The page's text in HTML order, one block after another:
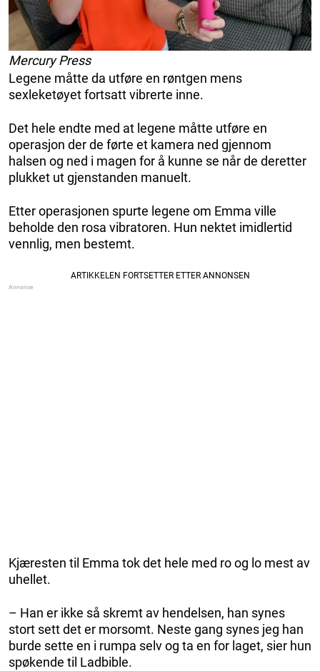
Mercury Press
Legene måtte da utføre en røntgen mens
sexleketøyet fortsatt vibrerte inne.
Det hele endte med at legene måtte utføre en
operasjon der de førte et kamera ned gjennom
halsen og ned i magen for å kunne se når de deretter
plukket ut gjenstanden manuelt.
Etter operasjonen spurte legene om Emma ville
beholde den rosa vibratoren. Hun nektet imidlertid
vennlig, men bestemt.
Kjæresten til Emma tok det hele med ro og lo mest av
uhellet.
– Han er ikke så skremt av hendelsen, han synes
stort sett det er morsomt. Neste gang synes jeg han
burde sette en i rumpa selv og ta en for laget, sier hun
spøkende til Ladbible.